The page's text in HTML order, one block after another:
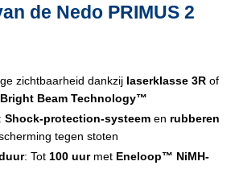
de Nedo PRIMUS 2
zichtbaarheid dankzij laserklasse 3R of
Bright Beam Technology™
: Shock-protection-systeem en rubberen
tegen stoten
: Tot 100 uurmet Eneloop™ NiMH-